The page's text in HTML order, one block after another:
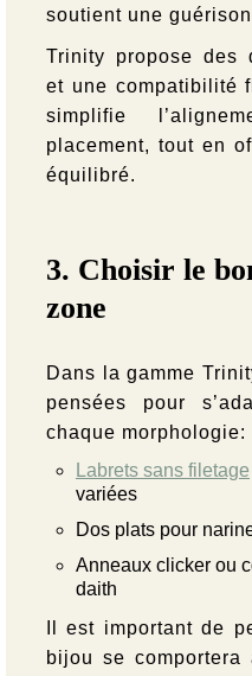
soutient une
Trinity propose des
et une compatibilité
simplifie
placement, tout en
équilibré.
3. Choisir le
zone
Dans la gamme
pensées pour
chaque morphologie:
Labrets sans filetage
variées
Dos plats pour
Anneaux clicker ou
daith
Il est important de
bijou se